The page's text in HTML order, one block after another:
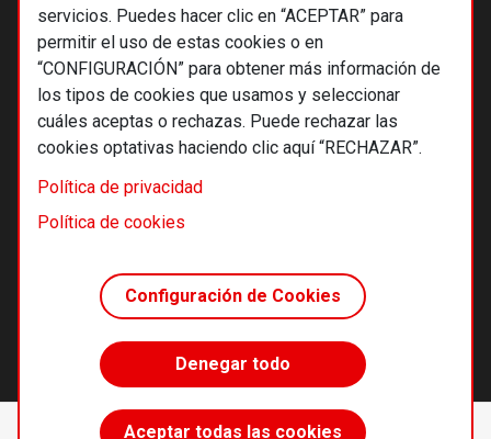
servicios. Puedes hacer clic en “ACEPTAR” para
permitir el uso de estas cookies o en
“CONFIGURACIÓN” para obtener más información de
los tipos de cookies que usamos y seleccionar
cuáles aceptas o rechazas. Puede rechazar las
cookies optativas haciendo clic aquí “RECHAZAR”.
Política de privacidad
Política de cookies
Configuración de Cookies
Denegar todo
Aceptar todas las cookies
Accede sin límites
© 2026 Alternativas económicas SCCL
Footer
Términos y condiciones de uso
Política de cookies
Principios editoriales